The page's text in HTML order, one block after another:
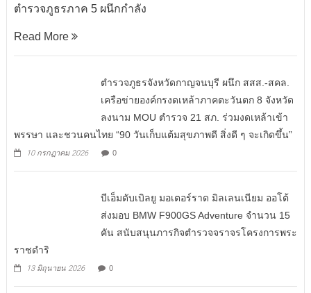
ตำรวจภูธรภาค 5 ผนึกกำลัง
Read More
ตำรวจภูธรจังหวัดกาญจนบุรี ผนึก สสส.-สคล.
เครือข่ายองค์กรงดเหล้าภาคตะวันตก 8 จังหวัด
ลงนาม MOU ตำรวจ 21 สภ. ร่วมงดเหล้าเข้า
พรรษา และชวนคนไทย “90 วันเก็บแต้มสุขภาพดี สิ่งดี ๆ จะเกิดขึ้น”
10 กรกฎาคม 2026 0
บีเอ็มดับเบิลยู มอเตอร์ราด มิลเลนเนียม ออโต้
ส่งมอบ BMW F900GS Adventure จำนวน 15
คัน สนับสนุนภารกิจตำรวจจราจรโครงการพระ
ราชดำริ
13 มิถุนายน 2026 0